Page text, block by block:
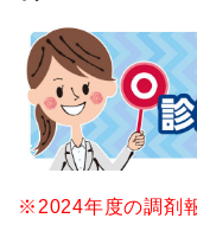
※2024年度の調剤